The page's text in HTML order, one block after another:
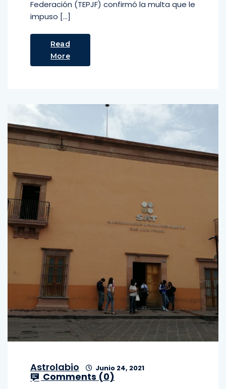
Federación (TEPJF) confirmó la multa que le
impuso […]
Read
More
Astrolabio Junio 24, 2021
Comments (0)